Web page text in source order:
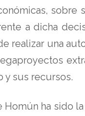
sobre
a dicha
realizar una
y sus recursos.
Homún ha sido